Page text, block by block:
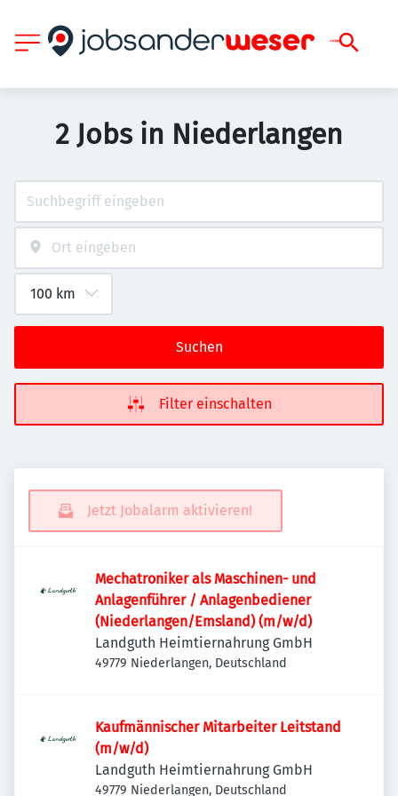
2 Jobs in Niederlangen
Suchen
Filter einschalten
Jetzt Jobalarm aktivieren!
Mechatroniker als Maschinen- und
Anlagenführer / Anlagenbediener
(Niederlangen/Emsland) (m/w/d)
Landguth Heimtiernahrung GmbH
49779 Niederlangen, Deutschland
Kaufmännischer Mitarbeiter Leitstand
(m/w/d)
Landguth Heimtiernahrung GmbH
49779 Niederlangen, Deutschland